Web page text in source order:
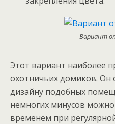
Вариант
Этот вариант наиболее
охотничьих домиков. Он
дизайну подобных
немногих минусов можно
временем при